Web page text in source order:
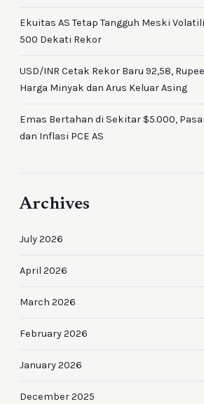
Ekuitas AS Tetap Tangguh Meski
500 Dekati Rekor
USD/INR Cetak Rekor Baru 92,58,
Harga Minyak dan Arus Keluar Asing
Emas Bertahan di Sekitar $5.000,
dan Inflasi PCE AS
Archives
July 2026
April 2026
March 2026
February 2026
January 2026
December 2025